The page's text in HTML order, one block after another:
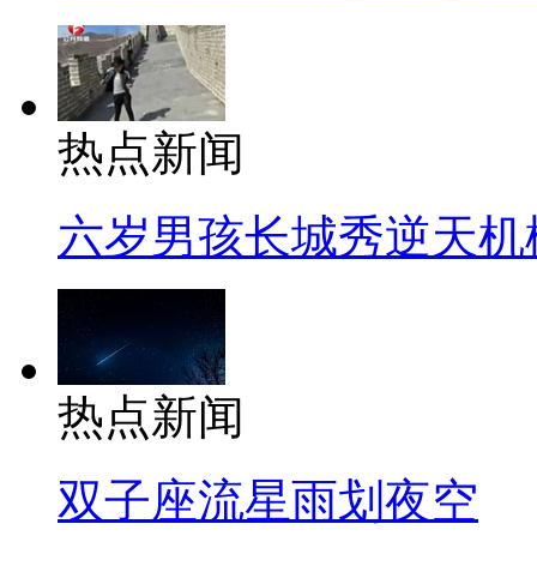
热点新闻
六岁男孩长城秀逆天机
热点新闻
双子座流星雨划夜空